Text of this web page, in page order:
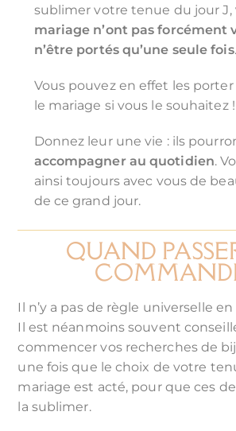
sublimer votre tenue du jour J,
mariage n’ont pas forcément
n’être portés qu’une seule fois.
Vous pouvez en effet les
le mariage si vous le souhaitez !
Donnez leur une vie : ils
accompagner au quotidien.
ainsi toujours avec vous de
de ce grand jour.
QUAND
Il n’y a pas de règle universelle
Il est néanmoins souvent
commencer vos recherches de
une fois que le choix de votre
mariage est acté, pour que ces
la sublimer.